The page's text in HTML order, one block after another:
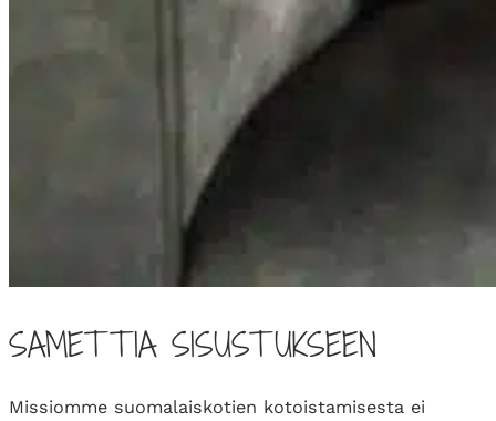
SAMETTIA SISUSTUKSEEN
Missiomme suomalaiskotien kotoistamisesta ei